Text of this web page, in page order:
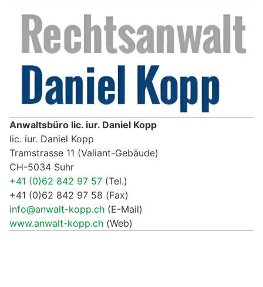
Anwaltsbüro lic. iur. Daniel Kopp
lic. iur. Daniel Kopp
Tramstrasse 11 (Valiant-Gebäude)
CH-5034 Suhr
+41 (0)62 842 97 57 (Tel.)
+41 (0)62 842 97 58 (Fax)
info@anwalt-kopp.ch (E-Mail)
www.anwalt-kopp.ch (Web)